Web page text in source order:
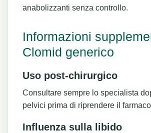
anabolizzanti senza controllo.
Informazioni
Clomid generico
Uso post-chirurgico
Consultare sempre lo specialista
pelvici prima di riprendere il
Influenza sulla libido